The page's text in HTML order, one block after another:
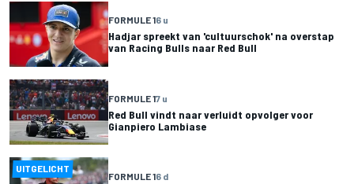
FORMULE 16 u
Hadjar spreekt van 'cultuurschok' na overstap
van Racing Bulls naar Red Bull
FORMULE 17 u
Red Bull vindt naar verluidt opvolger voor
Gianpiero Lambiase
UITGELICHT
FORMULE 16 d